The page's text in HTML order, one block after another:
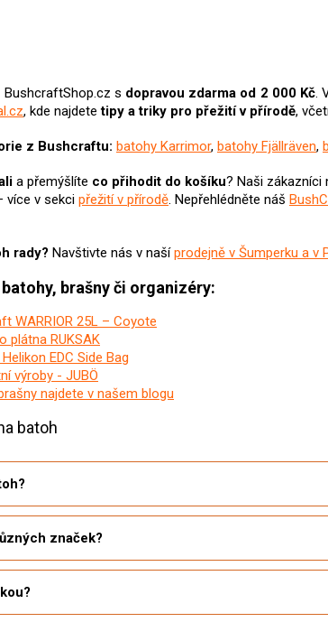
d
a
í
r
v
v
p
BushcraftShop.cz s dopravou zdarma od 2 000 Kč.
, kde najdetetipy a triky pro přežití v přírodě,
z Bushcraftu: batohy Karrimor, batohy Fjällräven,
a přemýšlíte co přihodit do košíku? Naši zákazníci
více v sekci přežití v přírodě. Nepřehlédněte náš
rady? Navštivte nás v našíprodejně v Šumperku a v
brašny či organizéry:
WARRIOR 25L – Coyote
plátna RUKSAK
EDC Side Bag
výroby - JUBÖ
najdete v našem blogu
batoh
značek?